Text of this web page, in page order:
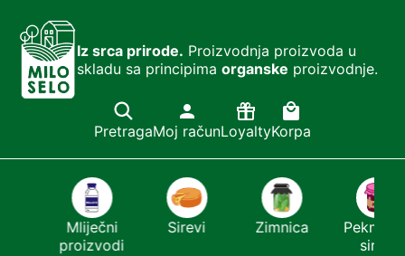
Iz srca prirode. Proizvodnja proizvoda u
skladu sa principima organske proizvodnje.
PretragaMoj računLoyaltyKorpa
Mliječni
proizvodi
Sirevi Zimnica
Pekmezi i
sirće